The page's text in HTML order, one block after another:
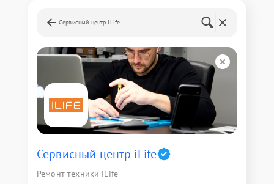
Сервисный центр iLife
Сервисный центр iLife
Ремонт техники iLife